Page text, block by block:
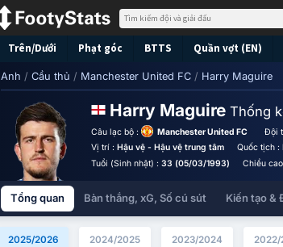
Trên/Dưới Phạt góc BTTS Quần vợt (EN)
Anh / Cầu thủ / Manchester United FC / Harry Maguire
Harry MaguireThống
Câu lạc bộ : Manchester United FC Đội
Vị trí :Hậu vệ - Hậu vệ trung tâm Quốc tịch :
Tuổi (Sinh nhật) :33 (05/03/1993) Chiều
Tổng quan Bàn thắng, xG, Số cú sút Kiến tạo &
2025/2026 2024/2025 2023/2024 2022/